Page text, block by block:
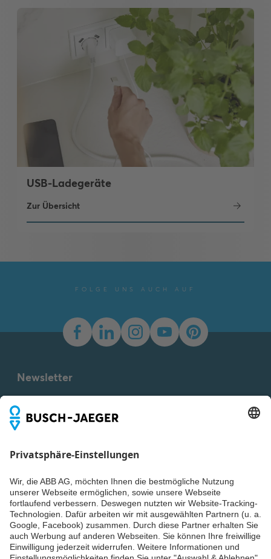
USB-Ladegeräte
Zur Übersicht
FOLGE UNS AUCH AUF
Newsletter
verpassen? Einfach Newsletter abonnieren und immer auf
dem Laufenden bleiben.